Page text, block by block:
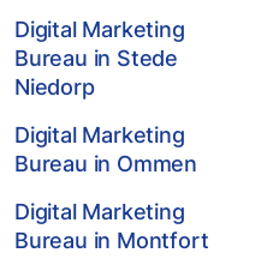
Digital Marketing
Bureau in Stede
Niedorp
Digital Marketing
Bureau in Ommen
Digital Marketing
Bureau in Montfort